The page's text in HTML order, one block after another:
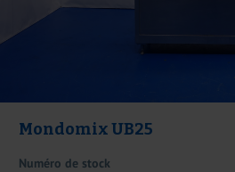
Mondomix UB25
Numéro de stock